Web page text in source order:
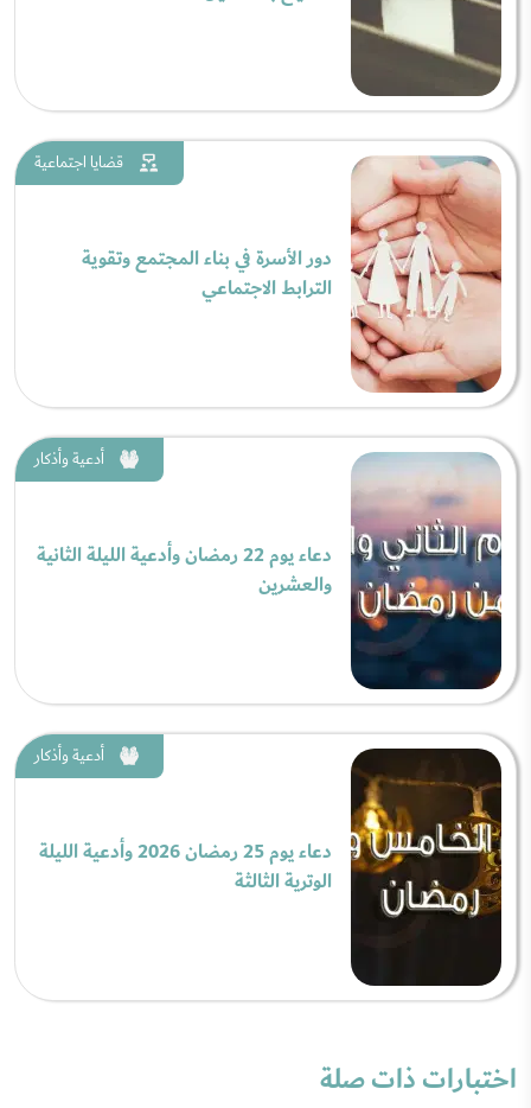
قضايا اجتماعية
دور الأسرة في بناء المجتمع وتقوية
الترابط الاجتماعي
أدعية وأذكار
دعاء يوم 22 رمضان وأدعية الليلة الثانية
والعشرين
أدعية وأذكار
دعاء يوم 25 رمضان 2026 وأدعية الليلة
الوترية الثالثة
اختبارات ذات صلة